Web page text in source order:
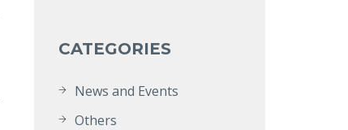
CATEGORIES
News and Events
Others